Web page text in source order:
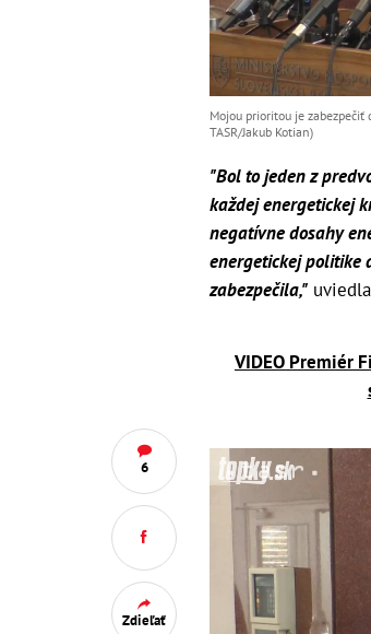
6
Zdieľať
Mojou prioritou je
TASR/Jakub Kotian)
"Bol to jeden z
každej energetickej
negatívne dosahy
energetickej politike
zabezpečila,"
VIDEO Premiér